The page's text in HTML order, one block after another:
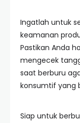
Ingatlah untuk
keamanan
Pastikan Anda
mengecek
saat berburu
konsumtif yang
Siap untuk